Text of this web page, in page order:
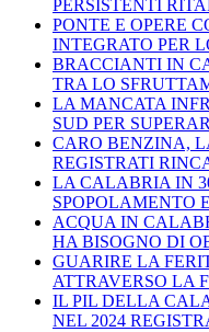
PERSISTENTI
PONTE E OPERE
INTEGRATO PER
BRACCIANTI IN
TRA LO
LA MANCATA
SUD PER
CARO BENZINA,
REGISTRATI
LA CALABRIA IN
SPOPOLAMENTO
ACQUA IN
HA BISOGNO DI
GUARIRE LA
ATTRAVERSO LA
IL PIL DELLA
NEL 2024